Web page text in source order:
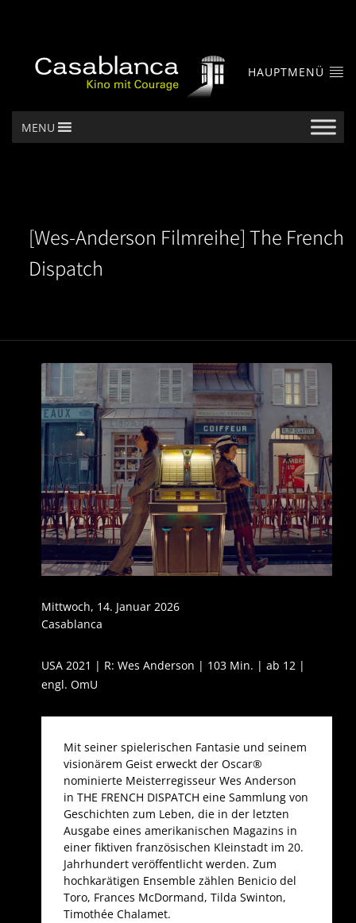
HAUPTMENÜ
MENU
[Wes-Anderson Filmreihe] The French
Dispatch
Mit seiner spielerischen Fantasie und seinem
visionärem Geist erweckt der Oscar®
nominierte Meisterregisseur Wes Anderson
in THE FRENCH DISPATCH eine Sammlung von
Geschichten zum Leben, die in der letzten
Ausgabe eines amerikanischen Magazins in
einer fiktiven französischen Kleinstadt im 20.
Jahrhundert veröffentlicht werden. Zum
hochkarätigen Ensemble zählen Benicio del
Toro, Frances McDormand, Tilda Swinton,
Timothée Chalamet.
Mittwoch, 14. Januar 2026
Casablanca
USA 2021 | R: Wes Anderson | 103 Min. | ab 12 |
engl. OmU